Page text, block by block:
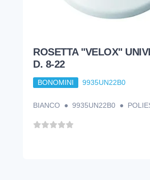
ROSETTA "VELOX"
D. 8-22
BONOMINI 9935UN22B0
BIANCO ● 9935UN22B0 ●